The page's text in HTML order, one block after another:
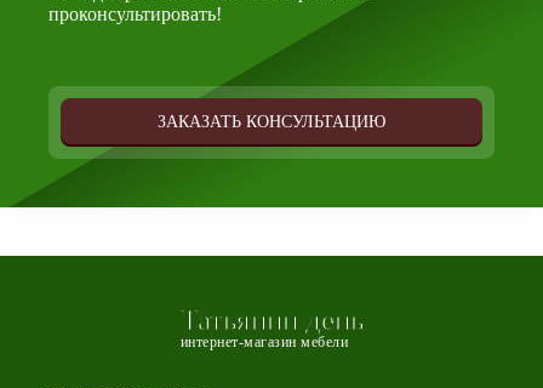
проконсультировать!
ЗАКАЗАТЬ КОНСУЛЬТАЦИЮ
Татьянин день
интернет-магазин мебели